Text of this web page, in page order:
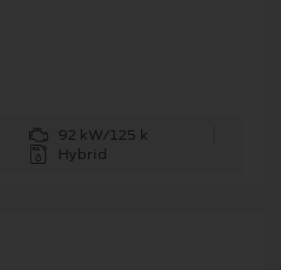
92 kW/125 k
Hybrid